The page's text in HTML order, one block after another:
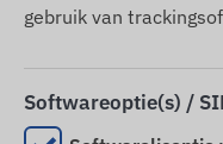
gebruik van
Softwareoptie(s) /